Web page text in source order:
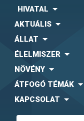
HIVATAL
AKTUÁLIS
ÁLLAT
ÉLELMISZER
NÖVÉNY
ÁTFOGÓ TÉMÁK
KAPCSOLAT